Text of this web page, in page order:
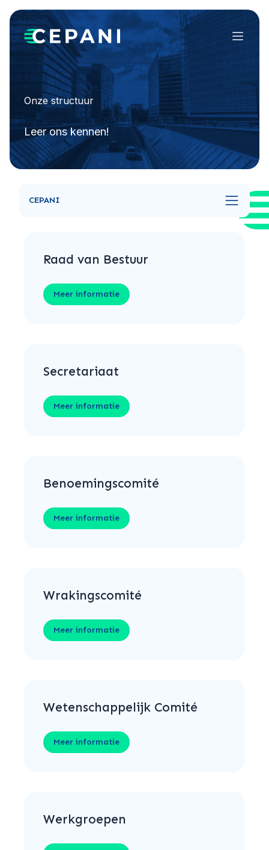
Menu
Onze structuur
Leer ons kennen!
CEPANI
Raad van Bestuur
Meer informatie
Secretariaat
Meer informatie
Benoemingscomité
Meer informatie
Wrakingscomité
Meer informatie
Wetenschappelijk Comité
Meer informatie
Werkgroepen